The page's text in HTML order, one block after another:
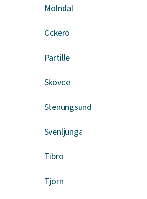
Mölndal
Öckerö
Partille
Skövde
Stenungsund
Svenljunga
Tibro
Tjörn